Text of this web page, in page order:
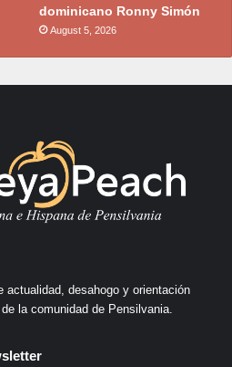
dominicano Ronny Simón
August 5, 2026
actualidad, desahogo y orientación
la comunidad de Pensilvania.